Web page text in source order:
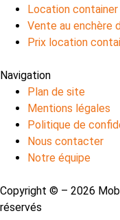
Location
Vente au enchère
Prix location
Navigation
Plan de site
Mentions légales
Politique de
Nous contacter
Notre équipe
Copyright © – 2026
réservés